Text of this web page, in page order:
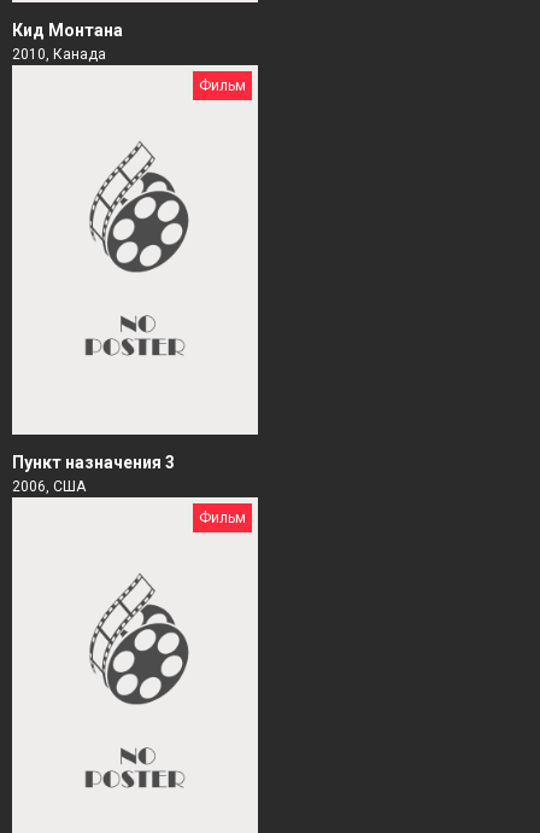
Кид Монтана
2010, Канада
Фильм
Пункт назначения 3
2006, США
Фильм